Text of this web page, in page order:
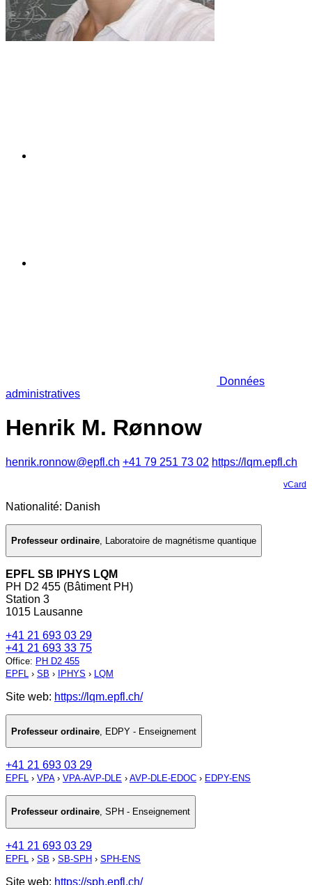
Données
administratives
Henrik M. Rønnow
henrik.ronnow@epfl.ch +41 79 251 73 02 https://lqm.epfl.ch
vCard
Nationalité: Danish
Professeur ordinaire, Laboratoire de magnétisme quantique
EPFL SB IPHYS LQM
PH D2 455 (Bâtiment PH)
Station 3
1015 Lausanne
+41 21 693 03 29
+41 21 693 33 75
Office: PH D2 455
EPFL › SB › IPHYS › LQM
Site web: https://lqm.epfl.ch/
Professeur ordinaire EDPY - Enseignement
+41 21 693 03 29
EPFL › VPA› VPA-AVP-DLE › AVP-DLE-EDOC › EDPY-ENS
Professeur ordinaire, SPH - Enseignement
+41 21 693 03 29
EPFL › SB › SB-SPH › SPH-ENS
Site web: https://sph.epfl.ch/